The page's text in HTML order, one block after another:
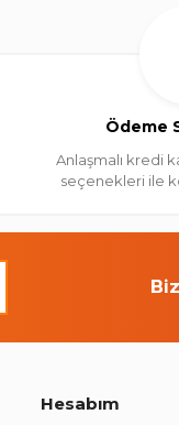
Ödeme
Anlaşmalı kredi
seçenekleri ile
Hesabım